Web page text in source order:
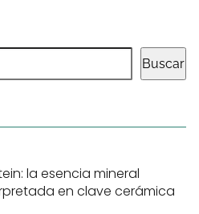
Buscar
la esencia mineral
en clave cerámica